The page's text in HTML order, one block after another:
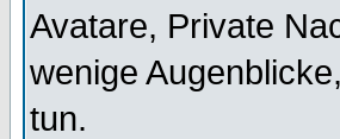
Avatare, Private
wenige
tun.